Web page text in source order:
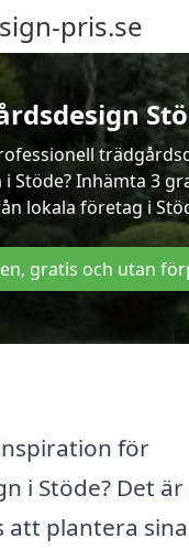
pris.se
Stöde? Inhämta 3
lokala företag i
gratis och utan
för
i Stöde? Det är
att plantera